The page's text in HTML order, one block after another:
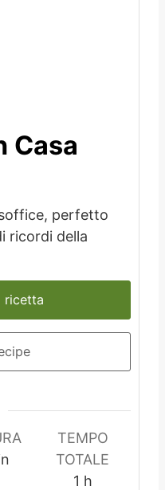
Casa
perfetto
ricordi della
ricetta
TEMPO
TOTALE
1 oh